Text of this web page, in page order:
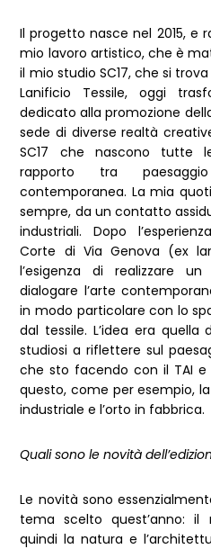
Il progetto nasce nel 2015, e
mio lavoro artistico, che è
il mio studio SC17, che si
Lanificio Tessile, oggi
dedicato alla promozione
sede di diverse realtà
SC17 che nascono tutte
rapporto tra
contemporanea. La mia
sempre, da un contatto
industriali. Dopo
Corte di Via Genova (ex
l’esigenza di realizzare
dialogare l’arte
in modo particolare con lo
dal tessile. L’idea era
studiosi a riflettere sul
che sto facendo con il TAI
questo, come per esempio,
industriale e l’orto in fabbrica.
Quali sono le novità
Le novità sono
tema scelto quest’anno: il
quindi la natura e